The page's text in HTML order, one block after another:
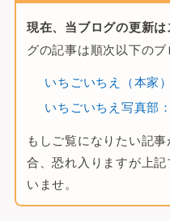
現在、当ブログの更新は
グの記事は順次以下のブ
いちごいちえ（本家
いちごいちえ写真部
もしご覧になりたい記
合、恐れ入りますが上
いませ。